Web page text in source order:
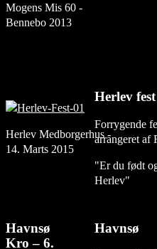
Mogens Mis 60 -
Bennebo 2013
Herlev Medborgerhus -
14. Marts 2015
Herlev fest
Forrygende
arrangeret af
"Er du født
Herlev"
Havnsø
Kro – 6.
Havnsø